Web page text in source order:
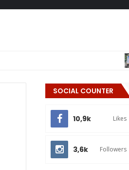
SOCIAL COUNTER
10,9k Likes
3,6k Followers